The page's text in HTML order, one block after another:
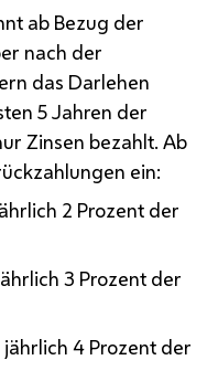
ab Bezug der
nach der
das Darlehen
5 Jahren der
Zinsen bezahlt. Ab
ein:
2 Prozent der
3 Prozent der
jährlich 4 Prozent der